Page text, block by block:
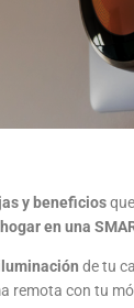
y beneficios
en una
de tu
remota con tu